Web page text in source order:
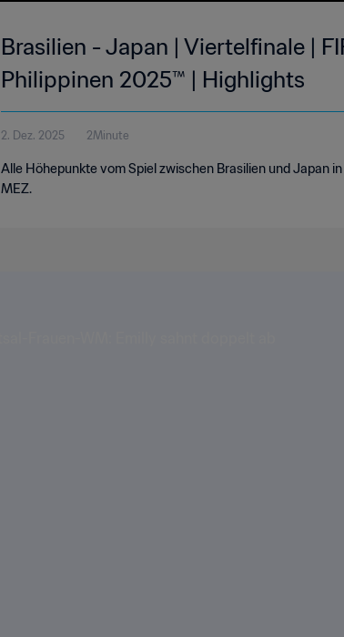
Brasilien - Japan | Viertelfinale |
Philippinen 2025™ | Highlights
2. Dez. 2025 2Minute
Alle Höhepunkte vom Spiel zwischen Brasilien und Japan
MEZ.